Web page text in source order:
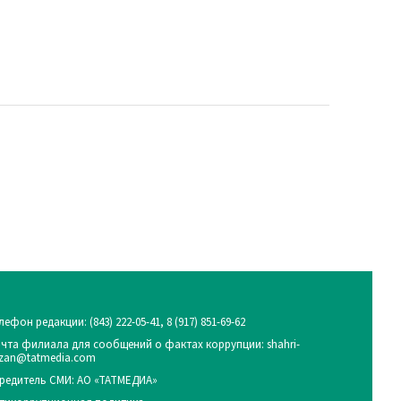
редакции:(843) 222-05-41, 8 (917) 851-69-62
филиала для сообщений о фактах коррупции: shahri-
СМИ: АО «ТАТМЕДИА»